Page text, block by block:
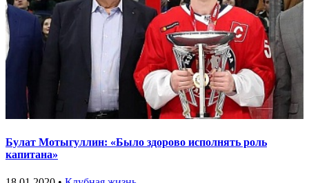
Булат Мотыгуллин: «Было здорово исполнять роль
капитана»